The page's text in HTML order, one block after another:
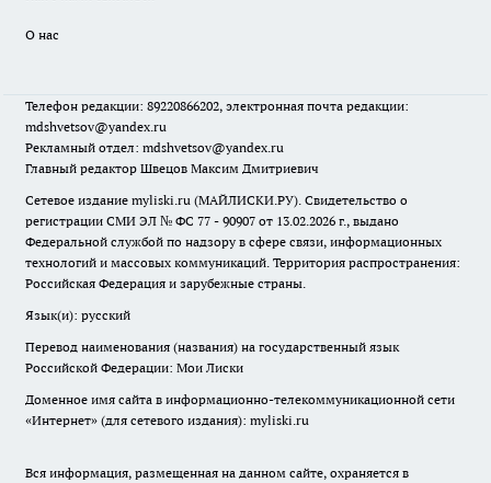
О нас
Телефон редакции: 89220866202, электронная почта редакции:
mdshvetsov@yandex.ru
Рекламный отдел: mdshvetsov@yandex.ru
Главный редактор Швецов Максим Дмитриевич
Сетевое издание myliski.ru (МАЙЛИСКИ.РУ). Свидетельство о
регистрации СМИ ЭЛ № ФС 77 - 90907 от 13.02.2026 г., выдано
Федеральной службой по надзору в сфере связи, информационных
технологий и массовых коммуникаций. Территория распространения:
Российская Федерация и зарубежные страны.
Язык(и): русский
Перевод наименования (названия) на государственный язык
Российской Федерации: Мои Лиски
Доменное имя сайта в информационно-телекоммуникационной сети
«Интернет» (для сетевого издания): myliski.ru
Вся информация, размещенная на данном сайте, охраняется в